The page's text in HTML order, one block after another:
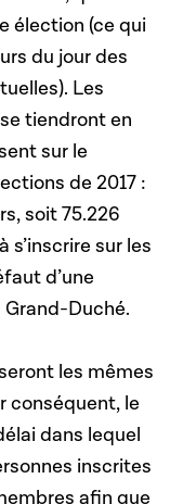
élection (ce qui
du jour des
Les
tiendront en
sur le
de 2017 :
soit 75.226
s’inscrire sur les
d’une
Duché.
les mêmes
conséquent, le
dans lequel
inscrites
afin que